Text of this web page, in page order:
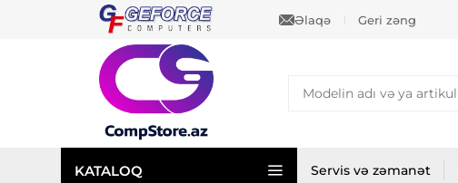
Əlaqə Geri zəng
KATALOQ Servis və zəmanət